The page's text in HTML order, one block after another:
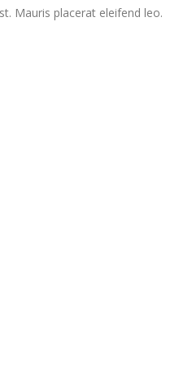
Mauris placerat eleifend leo.